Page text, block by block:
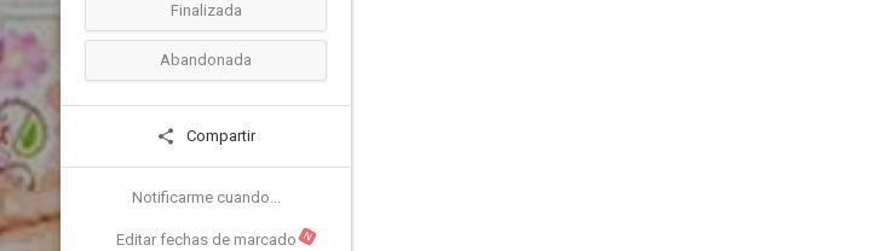
Finalizada
Abandonada
Compartir
Notificarme cuando...
Editar fechas de marcado N